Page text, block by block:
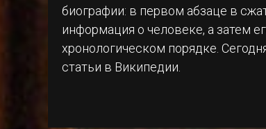
биографии: в первом абзаце в
информация о человеке, а затем
хронологическом порядке.
статьи в Википедии.